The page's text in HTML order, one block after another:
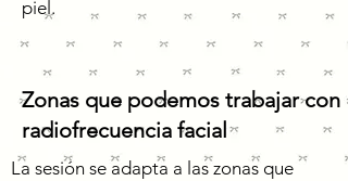
piel.
Zonas que podemos trabajar con
radiofrecuencia facial
La sesión se adapta a las zonas que